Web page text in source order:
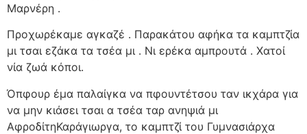
Μαρνέρη .
Προχωρέκαμε αγκαζέ . Παρακάτου αφήκα τα καμπτζία
μι τσαι εζάκα τα τσέα μι . Νι ερέκα αμπρουτά . Χατοί
νία ζωά κόποι.
Όπφουρ έμα παλαίγκα να πφουντέτσου ταν ικχάρα για
να μην κιάσει τσαι α τσέα ταρ ανηψιά μι
ΑφροδίτηΚαράγιωργα, το καμπτζί του Γυμνασιάρχα